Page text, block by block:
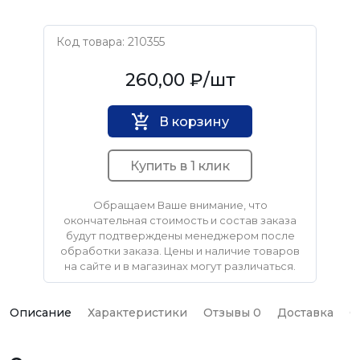
Код товара: 210355
Нет бренда260,00 ₽/шт
В корзину
Купить в 1 клик
Обращаем Ваше внимание, что
окончательная стоимость и состав заказа
будут подтверждены менеджером после
обработки заказа. Цены и наличие товаров
на сайте и в магазинах могут различаться.
Описание Характеристики Отзывы 0 Доставка